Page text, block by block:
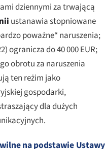
dziennymi za trwającą
ustanawia stopniowane
poważne“ naruszenia;
ogranicza do 40 000 EUR;
obrotu za naruszenia
ten reżim jako
gospodarki,
dla dużych
na podstawie Ustawy